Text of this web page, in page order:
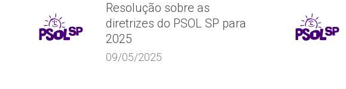
Resolução sobre as
diretrizes do PSOL SP para
2025
09/05/2025